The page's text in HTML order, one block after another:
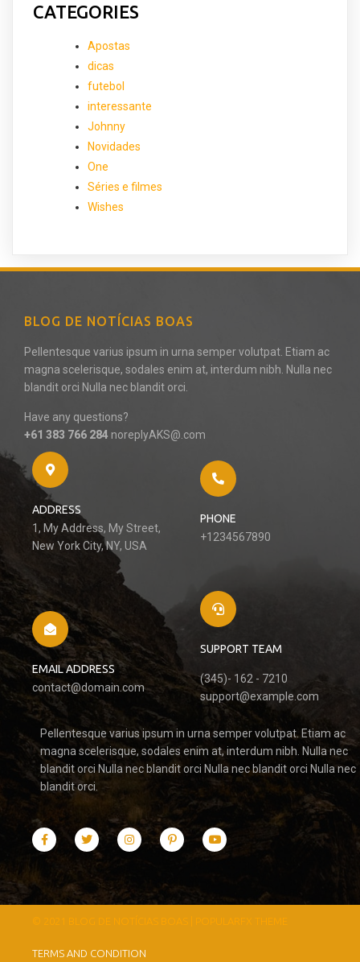
CATEGORIES
Apostas
dicas
futebol
interessante
Johnny
Novidades
One
Séries e filmes
Wishes
BLOG DE NOTÍCIAS BOAS
Pellentesque varius ipsum in urna semper volutpat. Etiam ac
magna scelerisque, sodales enim at, interdum nibh. Nulla nec
blandit orci Nulla nec blandit orci.
Have any questions?
+61 383 766 284 noreplyAKS@.com
ADDRESS
1, My Address, My Street,
New York City, NY, USA
PHONE
+1234567890
EMAIL ADDRESS
contact@domain.com
SUPPORT TEAM
(345)- 162 - 7210
support@example.com
Pellentesque varius ipsum in urna semper volutpat. Etiam ac
magna scelerisque, sodales enim at, interdum nibh. Nulla nec
blandit orci Nulla nec blandit orci Nulla nec blandit orci Nulla nec
blandit orci.
© 2021 BLOG DE NOTÍCIAS BOAS | POPULARFX THEME
TERMS AND CONDITION